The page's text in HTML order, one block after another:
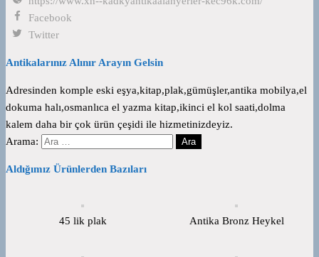
Facebook
Twitter
Antikalarınız Alınır Arayın Gelsin
Adresinden komple eski eşya,kitap,plak,gümüşler,antika mobilya,el
dokuma halı,osmanlıca el yazma kitap,ikinci el kol saati,dolma
kalem daha bir çok ürün çeşidi ile hizmetinizdeyiz.
Arama:
Aldığımız Ürünlerden Bazıları
45 lik plak Antika Bronz Heykel